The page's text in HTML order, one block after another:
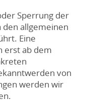
Sperrung der
allgemeinen
Eine
erst ab dem
von
werden wir